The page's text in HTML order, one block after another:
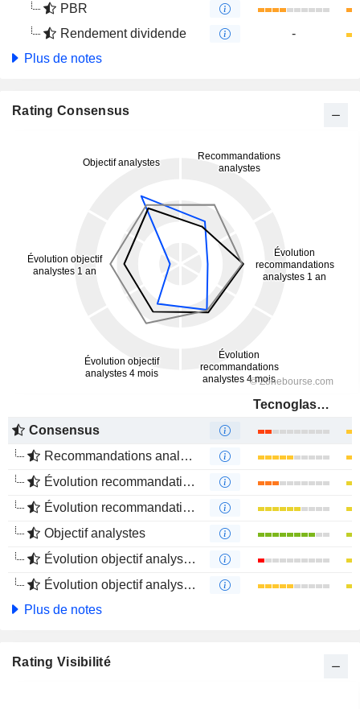
PBR
Rendement dividende
-
Plus de notes
Rating Consensus
Tecnoglass Holdings Inc.
Consensus
Recommandations analystes
Évolution recommandations analystes 1 an
Évolution recommandations analystes 4 mois
Objectif analystes
Évolution objectif analystes 1 an
Évolution objectif analystes 4 mois
Plus de notes
Rating Visibilité